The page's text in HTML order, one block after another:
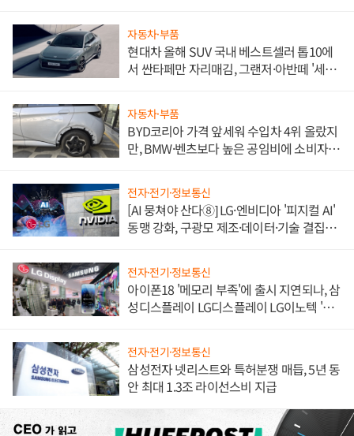
자동차·부품
현대차 올해 SUV 국내 베스트셀러 톱10에
서 싼타페만 자리매김, 그랜저·아반떼 '세단
자동차·부품
BYD코리아 가격 앞세워 수입차 4위 올랐지
만, BMW·벤츠보다 높은 공임비에 소비자
전자·전기·정보통신
[AI 뭉쳐야 산다⑧] LG·엔비디아 '피지컬 AI'
동맹 강화, 구광모 제조·데이터·기술 결집
전자·전기·정보통신
아이폰18 '메모리 부족'에 출시 지연되나, 삼
성디스플레이 LG디스플레이 LG이노텍 '탈
전자·전기·정보통신
삼성전자 넷리스트와 특허분쟁 매듭, 5년 동
안 최대 1.3조 라이선스비 지급